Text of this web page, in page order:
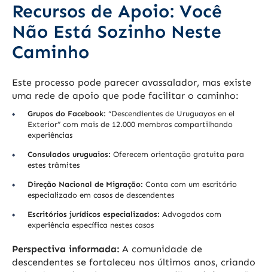
Recursos de Apoio: Você
Não Está Sozinho Neste
Caminho
Este processo pode parecer avassalador, mas existe
uma rede de apoio que pode facilitar o caminho:
Grupos do Facebook: “Descendientes de Uruguayos en el
Exterior” com mais de 12.000 membros compartilhando
experiências
Consulados uruguaios: Oferecem orientação gratuita para
estes trâmites
Direção Nacional de Migração: Conta com um escritório
especializado em casos de descendentes
Escritórios jurídicos especializados: Advogados com
experiência específica nestes casos
Perspectiva informada: A comunidade de
descendentes se fortaleceu nos últimos anos, criando